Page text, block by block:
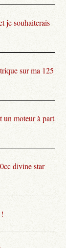
je souhaiterais
sur ma 125
un moteur à part
divine star